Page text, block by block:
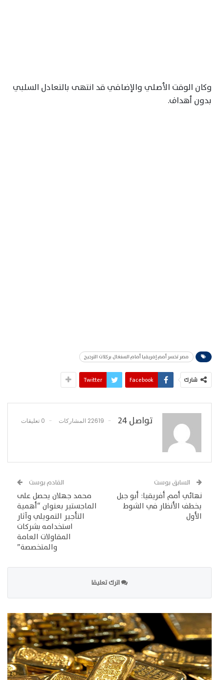
وكان الوقت الأصلي والإضافي قد انتهى بالتعادل السلبي
بدون أهداف.
مصر تخسر أمم إفريقيا أمام السنغال بركلات الترجيح
شارك Facebook
Twitter
تواصل 24 22619 المشاركات 0 تعليقات
السابق بوست
نهائي أمم أفريقيا: أبو جبل
يخطف الأنظار في الشوط
الأول
القادم بوست
محمد جهلان يحصل على
الماجستير بعنوان “أهمية
التأجير التمويلي وآثار
استخدامه بشركات
المقاولات العامة
والمتخصصة”
اترك تعليقا